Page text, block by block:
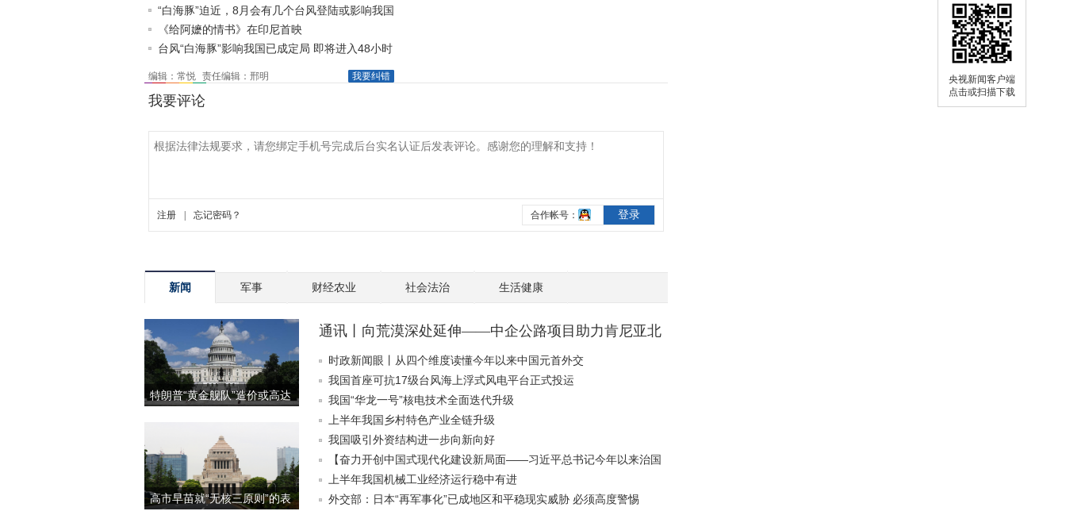
央视新闻客户端
点击或扫描下载
“白海豚”迫近，8月会有几个台风登陆或影响我国
《给阿嬷的情书》在印尼首映
台风“白海豚”影响我国已成定局 即将进入48小时
我要纠错
编辑：常悦 责任编辑：邢明
新闻 军事 财经农业 社会法治 生活健康
特朗普“黄金舰队”造价或高达
高市早苗就“无核三原则”的表
通讯丨向荒漠深处延伸——中企公路项目助力肯尼亚北
部发展
时政新闻眼丨从四个维度读懂今年以来中国元首外交
我国首座可抗17级台风海上浮式风电平台正式投运
我国“华龙一号”核电技术全面迭代升级
上半年我国乡村特色产业全链升级
我国吸引外资结构进一步向新向好
【奋力开创中国式现代化建设新局面——习近平总书记今年以来治国
理政纪实】持续推动构建人类命运共同体 为世界注入更多正能量
上半年我国机械工业经济运行稳中有进
外交部：日本“再军事化”已成地区和平稳现实威胁 必须高度警惕